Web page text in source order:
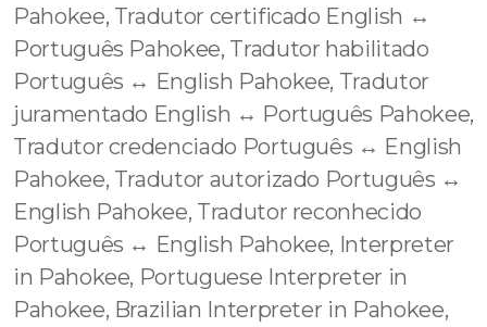
Pahokee, Tradutor certificado English ↔️
Português Pahokee, Tradutor habilitado
Português ↔️ English Pahokee, Tradutor
juramentado English ↔️ Português Pahokee,
Tradutor credenciado Português ↔️ English
Pahokee, Tradutor autorizado Português ↔️
English Pahokee, Tradutor reconhecido
Português ↔️ English Pahokee, Interpreter
in Pahokee, Portuguese Interpreter in
Pahokee, Brazilian Interpreter in Pahokee,